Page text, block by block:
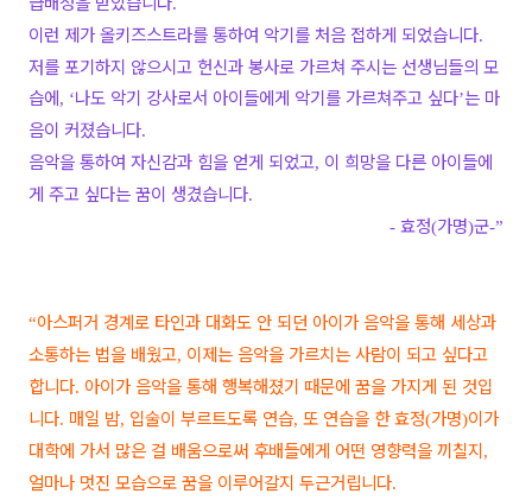
.
이런 제가 올키즈스트라를 통하여 악기를 처음 접하게 되었습니다.
저를 포기하지 않으시고 헌신과 봉사로 가르쳐 주시는 선생님들의 모
습에, ‘나도 악기 강사로서 아이들에게 악기를 가르쳐주고 싶다’는 마
음이 커졌습니다.
음악을 통하여 자신감과 힘을 얻게 되었고, 이 희망을 다른 아이들에
게 주고 싶다는 꿈이 생겼습니다.
- 효정(가명)군-”
“아스퍼거 경계로 타인과 대화도 안 되던 아이가 음악을 통해 세상과
소통하는 법을 배웠고, 이제는 음악을 가르치는 사람이 되고 싶다고
합니다. 아이가 음악을 통해 행복해졌기 때문에 꿈을 가지게 된 것입
니다. 매일 밤, 입술이 부르트도록 연습, 또 연습을 한 효정(가명)이가
대학에 가서 많은 걸 배움으로써 후배들에게 어떤 영향력을 끼칠지,
얼마나 멋진 모습으로 꿈을 이루어갈지 두근거립니다.